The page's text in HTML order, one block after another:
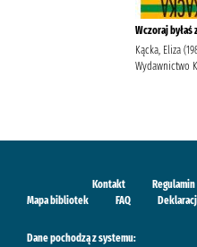
Wczoraj byłaś
Kącka, Eliza
Wydawnictwo
Kontakt Regulamin
Mapa bibliotek
FAQ
Dane pochodzą z systemu: